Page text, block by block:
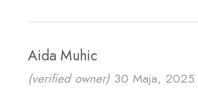
Aida Muhic
(verified owner) 30 Maja, 2025